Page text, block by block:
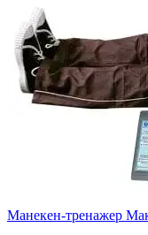
Манекен-тренажер